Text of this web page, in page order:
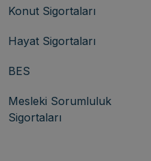
Konut Sigortaları
Hayat Sigortaları
BES
Mesleki Sorumluluk
Sigortaları